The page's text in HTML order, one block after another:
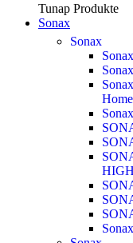
Tunap Produkte
Sonax
Sonax
Home